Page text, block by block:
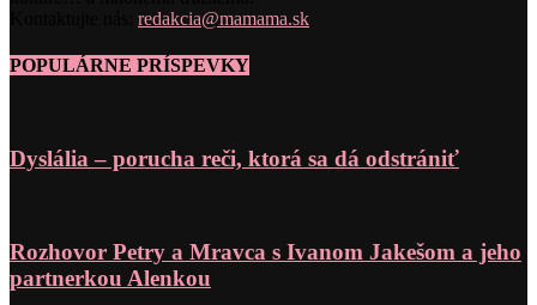
redakcia@mamama.sk
POPULÁRNE PRÍSPEVKY
Dyslália – porucha reči, ktorá sa dá odstrániť
Rozhovor Petry a Mravca s Ivanom Jakešom a jeho
partnerkou Alenkou